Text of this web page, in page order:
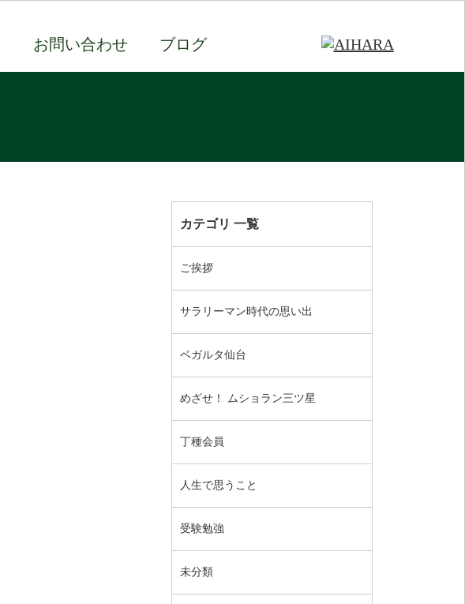
お問い合わせ ブログ
カテゴリ 一覧
ご挨拶
サラリーマン時代の思い出
ベガルタ仙台
めざせ！ ムショラン三ツ星
丁種会員
人生で思うこと
受験勉強
未分類